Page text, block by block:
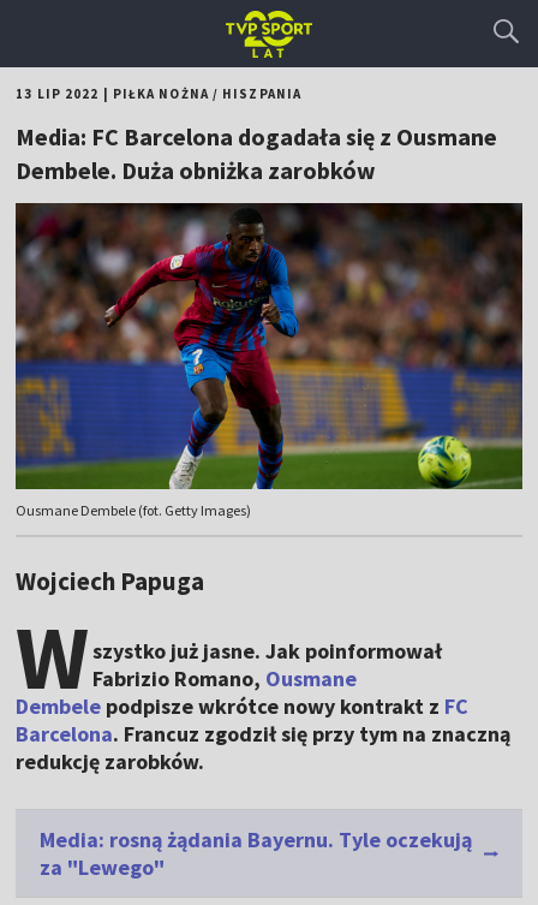
13 LIP 2022 PIŁKA NOŻNA/ HISZPANIA
Media: FC Barcelona dogadała się z Ousmane
Dembele. Duża obniżka zarobków
Ousmane Dembele (fot. Getty Images)
Wojciech Papuga
Wszystko już jasne. Jak poinformował
Fabrizio Romano, Ousmane
Dembele podpisze wkrótce nowy kontrakt z FC
Barcelona. Francuz zgodził się przy tym na znaczną
redukcję zarobków.
Media: rosną żądania Bayernu. Tyle oczekują
za "Lewego"